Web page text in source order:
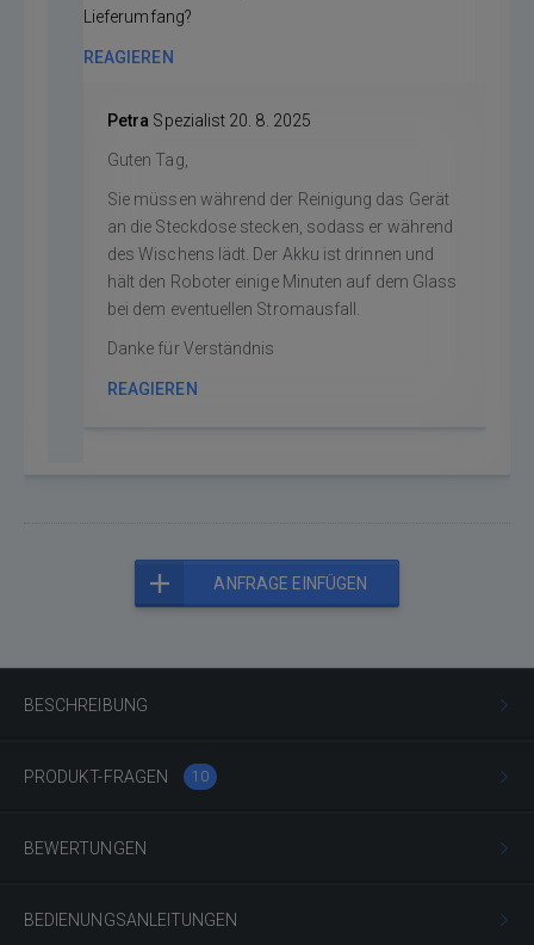
BESCHREIBUNG
PRODUKT-FRAGEN 10
BEWERTUNGEN
BEDIENUNGSANLEITUNGEN
Lieferumfang?
REAGIEREN
Petra Spezialist 20. 8. 2025
Guten Tag,
Sie müssen während der Reinigung das Gerät
an die Steckdose stecken, sodass er während
des Wischens lädt. Der Akku ist drinnen und
hält den Roboter einige Minuten auf dem Glass
bei dem eventuellen Stromausfall.
Danke für Verständnis
REAGIEREN
ANFRAGE EINFÜGEN